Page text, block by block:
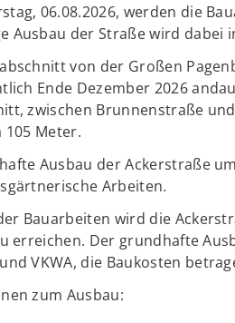
06.08.2026, werden die
Ausbau der Straße wird dabei
von der Großen
Ende Dezember 2026
zwischen Brunnenstraße
105 Meter.
Ausbau der Ackerstraße
Arbeiten.
Bauarbeiten wird die
erreichen. Der grundhafte
VKWA, die Baukosten
zum Ausbau: